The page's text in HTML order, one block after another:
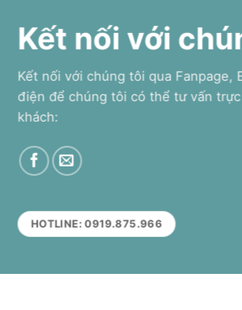
Kết nối với
Kết nối với chúng tôi qua Fanpage,
điện để chúng tôi có thể tư vấn
khách:
HOTLINE: 0919.875.966